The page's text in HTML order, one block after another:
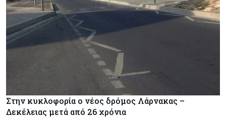
Στην κυκλοφορία ο νέος δρόμος Λάρνακας –
Δεκέλειας μετά από 26 χρόνια